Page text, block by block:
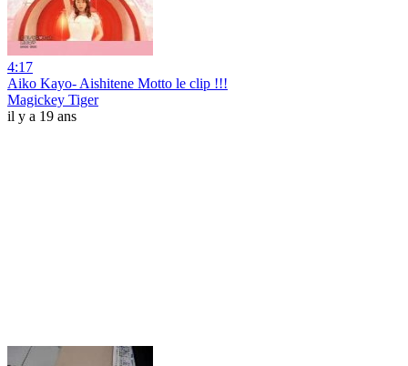
4:17
Aiko Kayo- Aishitene Motto le clip !!!
Magickey Tiger
il y a 19 ans